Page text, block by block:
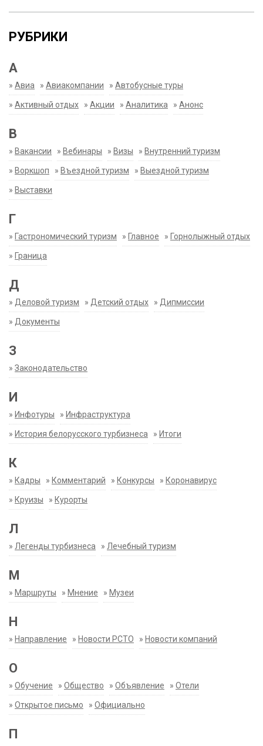
РУБРИКИ
А
» Авиа » Авиакомпании » Автобусные туры
» Активный отдых » Акции » Аналитика » Анонс
В
» Вакансии » Вебинары » Визы » Внутренний туризм
» Воркшоп » Въездной туризм » Выездной туризм
» Выставки
Г
» Гастрономический туризм » Главное » Горнолыжный отдых
» Граница
Д
» Деловой туризм » Детский отдых » Дипмиссии
» Документы
З
» Законодательство
И
» Инфотуры » Инфраструктура
» История белорусского турбизнеса » Итоги
К
» Кадры » Комментарий » Конкурсы » Коронавирус
» Круизы » Курорты
Л
» Легенды турбизнеса » Лечебный туризм
М
» Маршруты » Мнение » Музеи
Н
» Направление » Новости РСТО » Новости компаний
О
» Обучение » Общество » Объявление » Отели
» Открытое письмо » Официально
П